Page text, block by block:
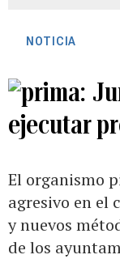
NOTICIA
ejecutar
El organismo
agresivo en el
y nuevos
de los